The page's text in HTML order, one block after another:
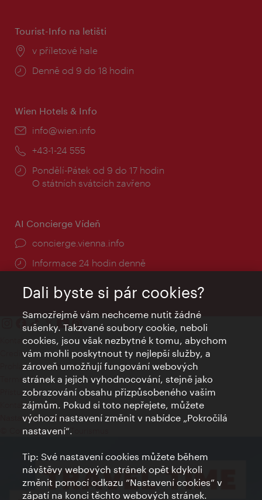
Tourist-Info na letišti
Místo:
v příletové hale
Provozní
Denně od 9 do 18 hodin
Wien Hotels & Info
E-
info@wien.info
Telefon:
+43-1-24 555
Provozní
doba:
Pondělí-Pátek od 9 do 17 hodin
O státních svátcích zavřeno
AI Concierge Vídeň
concierge.vienna.info
Informace 24 hodin denně
Kontakty
Credits
Prohlášení o ochraně osobních údajů
Terms of Use
Přístupnost
Kontakt pro tisk
Nastavení cookies
© Copyright Wien Tourismus
Dali byste si pár cookies?
Samozřejmě vám nechceme nutit žádné
sušenky. Takzvané soubory cookie, neboli
cookies, jsou však nezbytné k tomu, abychom
vám mohli poskytnout ty nejlepší služby, a
zároveň umožňují fungování webových
stránek a jejich vyhodnocování, stejně jako
zobrazování obsahu přizpůsobeného vašim
zájmům. Pokud si toto nepřejete, můžete
výchozí nastavení změnit v nabídce „Pokročilá
nastavení“.
Tip: Své nastavení cookies můžete během
návštěvy webových stránek opět kdykoli
změnit pomocí odkazu “Nastavení cookies” v
zápatí na konci těchto webových stránek.